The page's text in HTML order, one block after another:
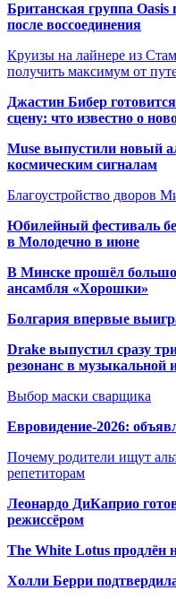
Британская группа
после воссоединения
Круизы на лайнере из
получить максимум от
Джастин Бибер
сцену: что известно о
Muse выпустили новый
космическим сигналам
Благоустройство дворов
Юбилейный фестиваль
в Молодечно в июне
В Минске прошёл
ансамбля «Хорошки»
Болгария впервые
Drake выпустил сразу
резонанс в музыкальной
Выбор маски сварщика
Евровидение-2026:
Почему родители ищут
репетиторам
Леонардо ДиКаприо
режиссёром
The White Lotus продлён
Холли Берри